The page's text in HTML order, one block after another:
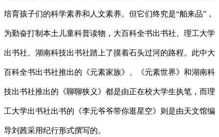
培育孩子们的科学素养和人文素养。但它们终究是“舶来品”，
为勤奋打制本土儿童科普读物，大百科全书出书社、理工大学
出书社、湖南科技出书社踏上了摸着石头过河的路程。此中大
百科全书出书社推出的《元素家族》、《元素世界》和湖南科
技出书社推出的《聊聊狭义》都是由正在校大学生执笔，而理
工大学出书社出书的《李元爷爷带你逛星空》则是由天文馆编
导刘茜采用纪行形式撰写的。